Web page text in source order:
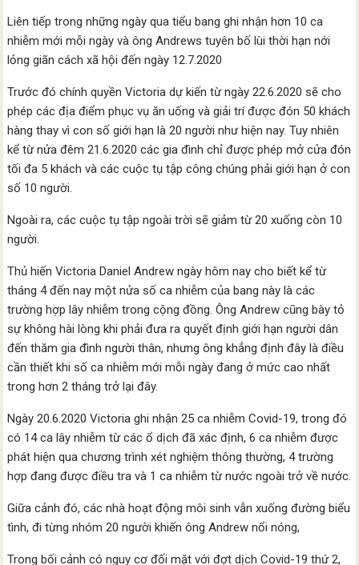
Liên tiếp trong những ngày qua tiểu bang ghi nhận hơn 10 ca
nhiễm mới mỗi ngày và ông Andrews tuyên bố lùi thời hạn nới
lỏng giãn cách xã hội đến ngày 12.7.2020
Trước đó chính quyền Victoria dự kiến từ ngày 22.6.2020 sẽ cho
phép các địa điểm phục vụ ăn uống và giải trí được đón 50 khách
hàng thay vì con số giới hạn là 20 người như hiện nay. Tuy nhiên
kể từ nửa đêm 21.6.2020 các gia đình chỉ được phép mở cửa đón
tối đa 5 khách và các cuộc tụ tập công chúng phải giới hạn ở con
số 10 người.
Ngoài ra, các cuộc tụ tập ngoài trời sẽ giảm từ 20 xuống còn 10
người.
Thủ hiến Victoria Daniel Andrew ngày hôm nay cho biết kể từ
tháng 4 đến nay một nửa số ca nhiễm của bang này là các
trường hợp lây nhiễm trong cộng đồng. Ông Andrew cũng bày tỏ
sự không hài lòng khi phải đưa ra quyết định giới hạn người dân
đến thăm gia đình người thân, nhưng ông khẳng định đây là điều
cần thiết khi số ca nhiễm mới mỗi ngày đang ở mức cao nhất
trong hơn 2 tháng trở lại đây.
Ngày 20.6.2020 Victoria ghi nhận 25 ca nhiễm Covid-19, trong đó
có 14 ca lây nhiễm từ các ổ dịch đã xác định, 6 ca nhiễm được
phát hiện qua chương trình xét nghiệm thông thường, 4 trường
hợp đang được điều tra và 1 ca nhiễm từ nước ngoài trở về nước.
Giữa cảnh đó, các nhà hoạt động môi sinh vẫn xuống đường biểu
tình, đi từng nhóm 20 người khiến ông Andrew nổi nóng,
Trong bối cảnh có nguy cơ đối mặt với đợt dịch Covid-19 thứ 2,